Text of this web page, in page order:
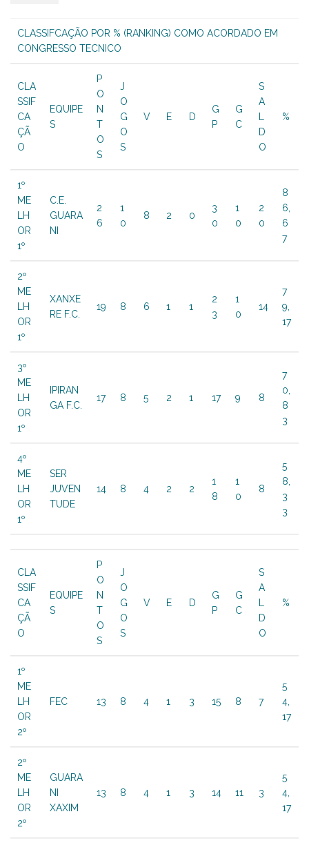
CLASSIFCAÇÃO POR % (RANKING) COMO ACORDADO EM
CONGRESSO TECNICO
CLA
SSIF
CA
ÇÃ
O
EQUIPE
S
P
O
N
T
O
S
J
O
G
O
S
V E D
G
P
G
C
S
A
L
D
O
%
1º
ME
LH
OR
1º
C.E.
GUARA
NI
2
6
1
0
8 2 0
3
0
1
0
2
0
8
6,
6
7
2º
ME
LH
OR
1º
XANXE
RE F.C.
19 8 6 1 1
2
3
1
0
14
7
9,
17
3º
ME
LH
OR
1º
IPIRAN
GA F.C.
17 8 5 2 1 17 9 8
7
0,
8
3
4º
ME
LH
OR
1º
SER
JUVEN
TUDE
14 8 4 2 2
1
8
1
0
8
5
8,
3
3
CLA
SSIF
CA
ÇÃ
O
EQUIPE
S
P
O
N
T
O
S
J
O
G
O
S
V E D
G
P
G
C
S
A
L
D
O
%
1º
ME
LH
OR
2º
FEC 13 8 4 1 3 15 8 7
5
4,
17
2º
ME
LH
OR
2º
GUARA
NI
XAXIM
13 8 4 1 3 14 11 3
5
4,
17